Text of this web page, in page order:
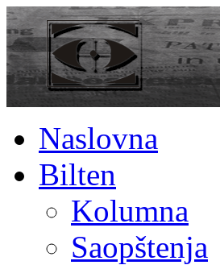
Naslovna
Bilten
Kolumna
Saopštenja